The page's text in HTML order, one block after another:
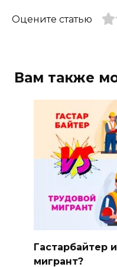
Оцените статью
Вам также
Гастарбайтер
мигрант?